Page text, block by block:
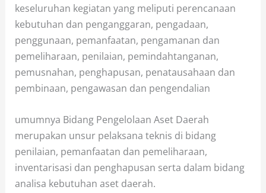
keseluruhan kegiatan yang meliputi perencanaan
kebutuhan dan penganggaran, pengadaan,
penggunaan, pemanfaatan, pengamanan dan
pemeliharaan, penilaian, pemindahtanganan,
pemusnahan, penghapusan, penatausahaan dan
pembinaan, pengawasan dan pengendalian
umumnya Bidang Pengelolaan Aset Daerah
merupakan unsur pelaksana teknis di bidang
penilaian, pemanfaatan dan pemeliharaan,
inventarisasi dan penghapusan serta dalam bidang
analisa kebutuhan aset daerah.